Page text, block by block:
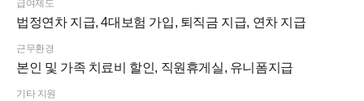
-경조사비, 휴가비, 명절 상여금 지원
급여제도
법정연차 지급, 4대보험 가입, 퇴직금 지급, 연차 지급
근무환경
본인 및 가족 치료비 할인, 직원휴게실, 유니폼지급
기타 지원